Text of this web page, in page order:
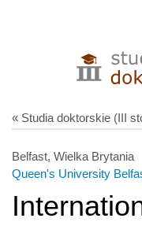
« Studia doktorskie (III
Belfast, Wielka Brytania
Queen's University